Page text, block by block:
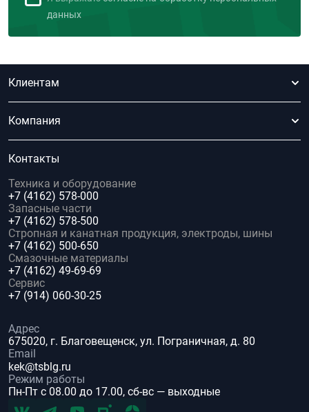
данных
Клиентам
Компания
Контакты
Техника и оборудование
+7 (4162) 578-000
Запасные части
+7 (4162) 578-500
Стропная и канатная продукция, электроды, шины
+7 (4162) 500-650
Смазочные материалы
+7 (4162) 49-69-69
Сервис
+7 (914) 060-30-25
Адрес
675020, г. Благовещенск, ул. Пограничная, д. 80
Email
kek@tsblg.ru
Режим работы
Пн-Пт с 08.00 до 17.00, сб-вс — выходные